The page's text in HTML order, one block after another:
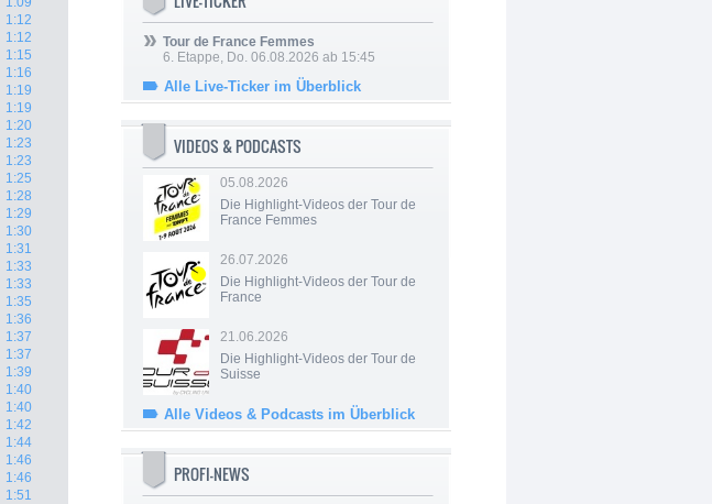
1:12
1:12
1:15
1:16
1:19
1:19
1:20
1:23
1:23
1:25
1:28
1:29
1:30
1:31
1:33
1:33
1:35
1:36
1:37
1:37
1:39
1:40
1:40
1:42
1:44
1:46
1:46
1:51
Tour de France Femmes
6. Etappe, Do. 06.08.2026 ab 15:45
Alle Live-Ticker im Überblick
VIDEOS & PODCASTS
05.08.2026
Die Highlight-Videos der Tour de
France Femmes
26.07.2026
Die Highlight-Videos der Tour de
France
21.06.2026
Die Highlight-Videos der Tour de
Suisse
Alle Videos & Podcasts im Überblick
PROFI-NEWS